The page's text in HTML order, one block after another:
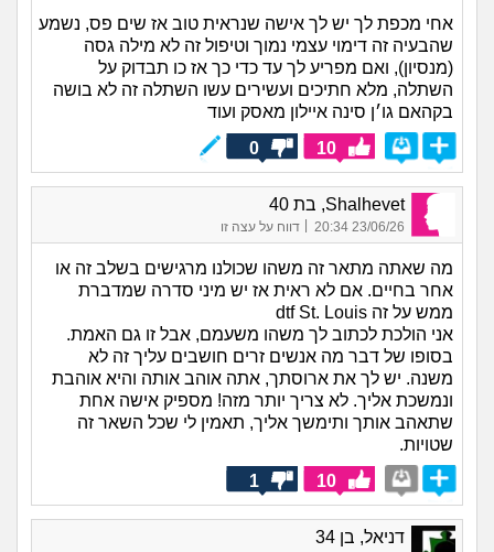
אחי מכפת לך יש לך אישה שנראית טוב אז שים פס, נשמע
שהבעיה זה דימוי עצמי נמוך וטיפול זה לא מילה גסה
(מנסיון), ואם מפריע לך עד כדי כך אז כו תבדוק על
השתלה, מלא חתיכים ועשירים עשו השתלה זה לא בושה
בקהאם גו׳ן סינה איילון מאסק ועוד
10
0
Shalhevet, בת 40
23/06/26 20:34 דווח על עצה זו
מה שאתה מתאר זה משהו שכולנו מרגישים בשלב זה או
אחר בחיים. אם לא ראית אז יש מיני סדרה שמדברת
ממש על זה dtf St. Louis
אני הולכת לכתוב לך משהו משעמם, אבל זו גם האמת.
בסופו של דבר מה אנשים זרים חושבים עליך זה לא
משנה. יש לך את ארוסתך, אתה אוהב אותה והיא אוהבת
ונמשכת אליך. לא צריך יותר מזה! מספיק אישה אחת
שתאהב אותך ותימשך אליך, תאמין לי שכל השאר זה
שטויות.
10
1
דניאל, בן 34